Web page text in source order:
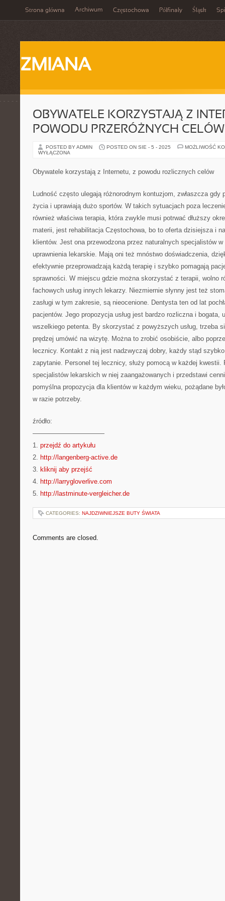
Strona główna Archiwum Częstochowa Półfinały Śląsk
ZMIANA
OBYWATELE KORZYSTAJĄ Z
POWODU PRZERÓŻNYCH CELÓW
POSTED BY ADMIN POSTED ON SIE - 5 - 2025
MOŻLIWOŚĆ
WYŁĄCZONA
Obywatele korzystają z Internetu, z powodu rozlicznych celów
Ludność często ulegają różnorodnym kontuzjom, zwłaszcza gdy
życia i uprawiają dużo sportów. W takich sytuacjach poza
również właściwa terapia, która zwykle musi potrwać dłuższy
materii, jest rehabilitacja Częstochowa, bo to oferta dzisiejsza i
klientów. Jest ona przewodzona przez naturalnych specjalistów
uprawnienia lekarskie. Mają oni też mnóstwo doświadczenia,
efektywnie przeprowadzają każdą terapię i szybko pomagają
sprawności. W miejscu gdzie można skorzystać z terapii, wolno
fachowych usług innych lekarzy. Niezmiernie słynny jest też
zasługi w tym zakresie, są nieocenione. Dentysta ten od lat
pacjentów. Jego propozycja usług jest bardzo rozliczna i bogata,
wszelkiego petenta. By skorzystać z powyższych usług, trzeba
prędzej umówić na wizytę. Można to zrobić osobiście, albo
lecznicy. Kontakt z nią jest nadzwyczaj dobry, każdy stąd
zapytanie. Personel tej lecznicy, służy pomocą w każdej kwestii.
specjalistów lekarskich w niej zaangażowanych i przedstawi
pomyślna propozycja dla klientów w każdym wieku, pożądane
w razie potrzeby.
źródło:
———————————
1. przejdź do artykułu
2. http://langenberg-active.de
3. kliknij aby przejść
4. http://larrygloverlive.com
5. http://lastminute-vergleicher.de
CATEGORIES: NAJDZIWNIEJSZE BUTY ŚWIATA
Comments are closed.